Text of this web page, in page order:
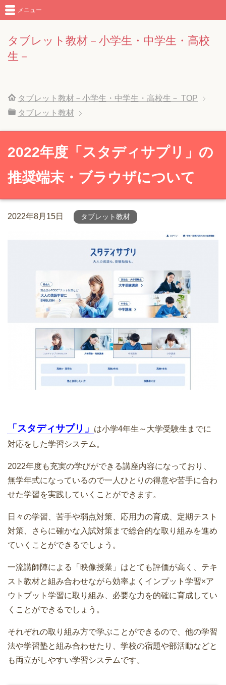
タブレット教材－小学生・中学生・高校
生－
メニュー
タブレット教材－小学生・中学生・高校生－ TOP
タブレット教材
2022年度「スタディサプリ」の
推奨端末・ブラウザについて
2022年8月15日 タブレット教材
「スタディサプリ」
は小学4年生～大学受験生までに
対応をした学習システム。
2022年度も充実の学びができる講座内容になっており、
無学年式になっているので一人ひとりの得意や苦手に合わ
せた学習を実践していくことができます。
日々の学習、苦手や弱点対策、応用力の育成、定期テスト
対策、さらに確かな入試対策まで総合的な取り組みを進め
ていくことができるでしょう。
一流講師陣による「映像授業」はとても評価が高く、テキ
スト教材と組み合わせながら効率よくインプット学習×ア
ウトプット学習に取り組み、必要な力を的確に育成してい
くことができるでしょう。
それぞれの取り組み方で学ぶことができるので、他の学習
法や学習塾と組み合わせたり、学校の宿題や部活動などと
も両立がしやすい学習システムです。